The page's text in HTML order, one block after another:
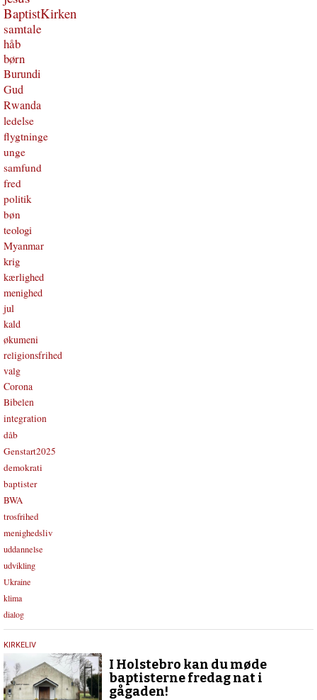
BaptistKirken
samtale
håb
børn
Burundi
Gud
Rwanda
ledelse
flygtninge
unge
samfund
fred
politik
bøn
teologi
Myanmar
krig
kærlighed
menighed
jul
kald
økumeni
religionsfrihed
valg
Corona
Bibelen
integration
dåb
Genstart2025
demokrati
baptister
BWA
trosfrihed
menighedsliv
uddannelse
udvikling
Ukraine
klima
dialog
15.
marts
2026
KIRKELIV
I Holstebro kan du møde
baptisterne fredag nat i
gågaden!